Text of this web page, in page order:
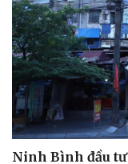
Du lịch
Tư vấn
Săn Tour
check-in
Ninh Bình đầu